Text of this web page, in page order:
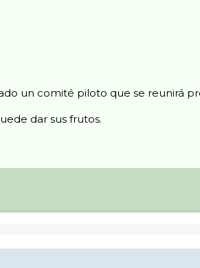
un comité piloto que se reunirá
dar sus frutos.